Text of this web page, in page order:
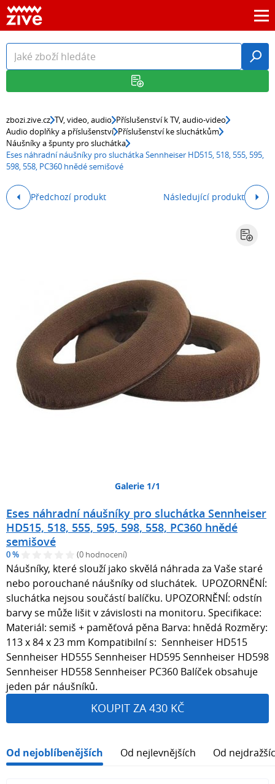
zbozi.zive.cz TV, video, audio Příslušenství k TV, audio-video
Audio doplňky a příslušenství Příslušenství ke sluchátkům
Náušníky a špunty pro sluchátka
Eses náhradní náušníky pro sluchátka Sennheiser HD515, 518, 555, 595,
598, 558, PC360 hnědé semišové
Předchozí produkt Následující produkt
Galerie 1/1
Eses náhradní náušníky pro sluchátka Sennheiser
HD515, 518, 555, 595, 598, 558, PC360 hnědé
semišové
0 % (0 hodnocení)
Náušníky, které slouží jako skvělá náhrada za Vaše staré
nebo porouchané náušníky od sluchátek. UPOZORNĚNÍ:
sluchátka nejsou součástí balíčku. UPOZORNĚNÍ: odstín
barvy se může lišit v závislosti na monitoru. Specifikace:
Materiál: semiš + paměťová pěna Barva: hnědá Rozměry:
113 x 84 x 23 mm Kompatibilní s: Sennheiser HD515
Sennheiser HD555 Sennheiser HD595 Sennheiser HD598
Sennheiser HD558 Sennheiser PC360 Balíček obsahuje
jeden pár náušníků.
KOUPIT ZA 430 KČ
Od nejoblíbenějších Od nejlevnějších Od